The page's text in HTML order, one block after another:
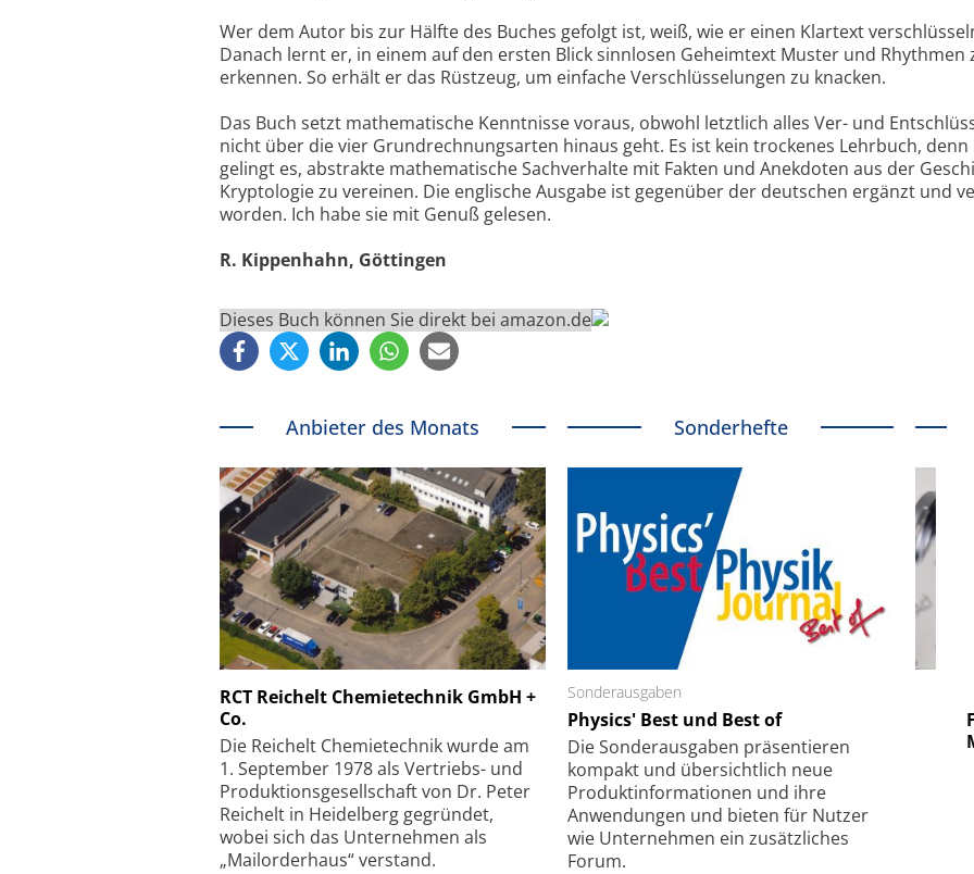
Wer dem Autor bis zur Hälfte des Buches gefolgt ist, weiß, wie er einen Klartext
Danach lernt er, in einem auf den ersten Blick sinnlosen Geheimtext Muster und Rhythmen
erkennen. So erhält er das Rüstzeug, um einfache Verschlüsselungen zu knacken.
Das Buch setzt mathematische Kenntnisse voraus, obwohl letztlich alles Ver- und
nicht über die vier Grundrechnungsarten hinaus geht. Es ist kein trockenes Lehrbuch, denn
gelingt es, abstrakte mathematische Sachverhalte mit Fakten und Anekdoten aus der
Kryptologie zu vereinen. Die englische Ausgabe ist gegenüber der deutschen ergänzt und
worden. Ich habe sie mit Genuß gelesen.
R. Kippenhahn, Göttingen
Dieses Buch können Sie direkt bei amazon.de
Anbieter des Monats
RCT Reichelt Chemietechnik GmbH +
Co.
Die Reichelt Chemietechnik wurde am
1. September 1978 als Vertriebs- und
Produktionsgesellschaft von Dr. Peter
Reichelt in Heidelberg gegründet,
wobei sich das Unternehmen als
„Mailorderhaus“ verstand.
Sonderhefte
Sonderausgaben
Physics' Best und Best of
Die Sonder­ausgaben präsentieren
kompakt und übersichtlich neue
Produkt­informationen und ihre
Anwendungen und bieten für Nutzer
wie Unternehmen ein zusätzliches
Forum.
Schäfter + Kirchhoff GmbH
Feinfokussierungsmechanismus
Elektronenmikroskopie auf
kleinstem Raum